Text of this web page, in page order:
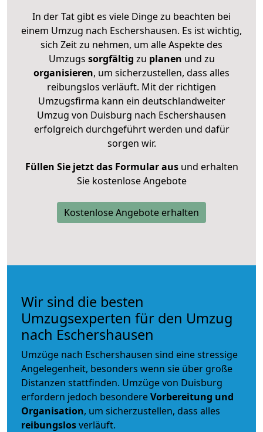
In der Tat gibt es viele Dinge zu beachten bei
einem Umzug nach Eschershausen. Es ist wichtig,
sich Zeit zu nehmen, um alle Aspekte des
Umzugs sorgfältig zu planen und zu
organisieren, um sicherzustellen, dass alles
reibungslos verläuft. Mit der richtigen
Umzugsfirma kann ein deutschlandweiter
Umzug von Duisburg nach Eschershausen
erfolgreich durchgeführt werden und dafür
sorgen wir.
Füllen Sie jetzt das Formular ausund erhalten
Sie kostenlose Angebote
Kostenlose Angebote erhalten
Wir sind die besten
Umzugsexperten für den Umzug
nach Eschershausen
Umzüge nach Eschershausen sind eine stressige
Angelegenheit, besonders wenn sie über große
Distanzen stattfinden. Umzüge von Duisburg
erfordern jedoch besondereVorbereitung und
Organisation, um sicherzustellen, dass alles
reibungslosverläuft.